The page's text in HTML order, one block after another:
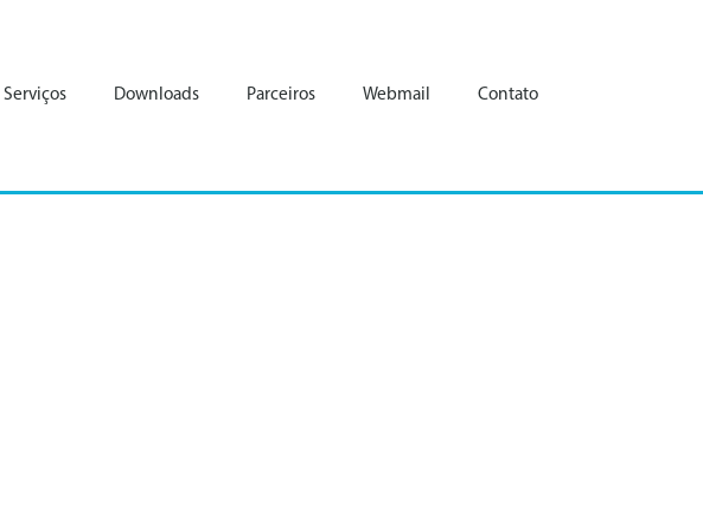
Serviços Downloads Parceiros Webmail Contato